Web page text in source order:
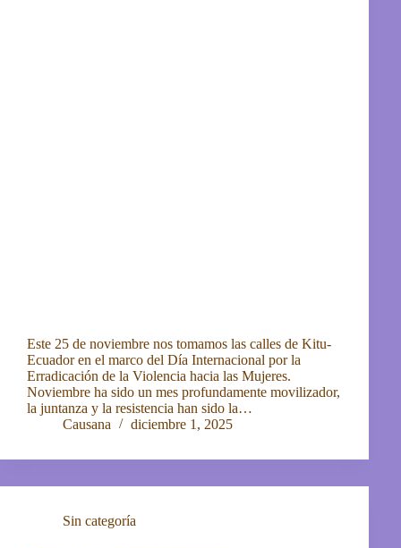
Este 25 de noviembre nos tomamos las calles de Kitu-
Ecuador en el marco del Día Internacional por la
Erradicación de la Violencia hacia las Mujeres.
Noviembre ha sido un mes profundamente movilizador,
la juntanza y la resistencia han sido la…
Causana
diciembre 1, 2025
Sin categoría